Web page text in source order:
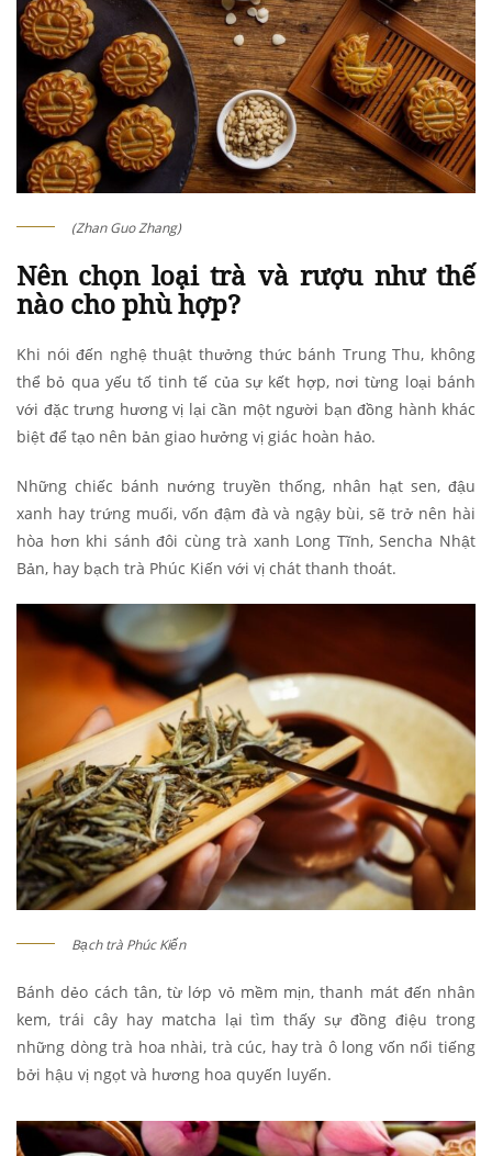
(Zhan Guo Zhang)
Nên chọn loại trà và rượu như thế
nào cho phù hợp?
Khi nói đến nghệ thuật thưởng thức bánh Trung Thu, không
thể bỏ qua yếu tố tinh tế của sự kết hợp, nơi từng loại bánh
với đặc trưng hương vị lại cần một người bạn đồng hành khác
biệt để tạo nên bản giao hưởng vị giác hoàn hảo.
Những chiếc bánh nướng truyền thống, nhân hạt sen, đậu
xanh hay trứng muối, vốn đậm đà và ngậy bùi, sẽ trở nên hài
hòa hơn khi sánh đôi cùng trà xanh Long Tĩnh, Sencha Nhật
Bản, hay bạch trà Phúc Kiến với vị chát thanh thoát.
Bạch trà Phúc Kiến
Bánh dẻo cách tân, từ lớp vỏ mềm mịn, thanh mát đến nhân
kem, trái cây hay matcha lại tìm thấy sự đồng điệu trong
những dòng trà hoa nhài, trà cúc, hay trà ô long vốn nổi tiếng
bởi hậu vị ngọt và hương hoa quyến luyến.